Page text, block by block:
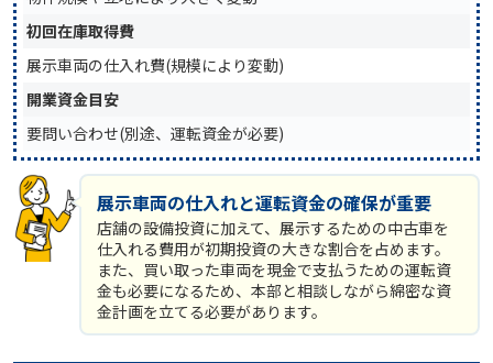
初回在庫取得費
展示車両の仕入れ費(規模により変動)
開業資金目安
要問い合わせ(別途、運転資金が必要)
展示車両の仕入れと運転資金の確保が重要
店舗の設備投資に加えて、展示するための中古車を
仕入れる費用が初期投資の大きな割合を占めます。
また、買い取った車両を現金で支払うための運転資
金も必要になるため、本部と相談しながら綿密な資
金計画を立てる必要があります。